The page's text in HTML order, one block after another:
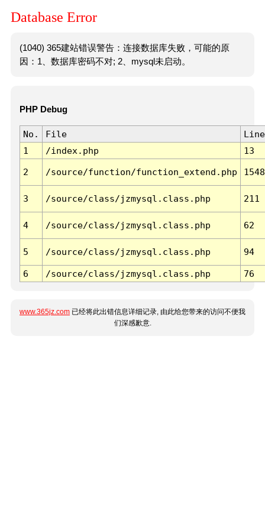
Database Error
(1040) 365建站错误警告：连接数据库失败，可能的原
因：1、数据库密码不对; 2、mysql未启动。
PHP Debug
No. File
Line
1
/index.php 13
2 /source/function/function_extend.php 1548
3 /source/class/jzmysql.class.php 211
4 /source/class/jzmysql.class.php 62
5 /source/class/jzmysql.class.php 94
6 /source/class/jzmysql.class.php 76
www.365jz.com 已经将此出错信息详细记录, 由此给您带来的访问不便我
们深感歉意.